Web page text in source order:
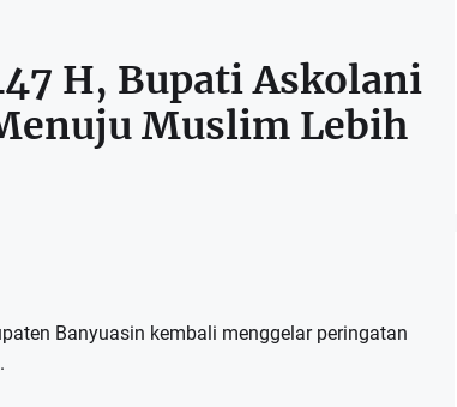
H, Bupati Askolani
Muslim Lebih
Banyuasin kembali menggelar peringatan